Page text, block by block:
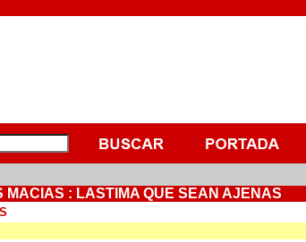
MACIAS : LASTIMA QUE SEAN AJENAS